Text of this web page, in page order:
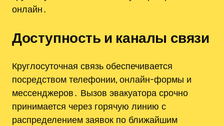
онлайн․
Доступность и каналы связи
Круглосуточная связь обеспечивается
посредством телефонии, онлайн-формы и
мессенджеров․ Вызов эвакуатора срочно
принимается через горячую линию с
распределением заявок по ближайшим